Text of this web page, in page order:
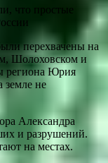
что простые
перехвачены на
Шолоховском и
региона Юрия
земле не
Александра
и разрушений.
на местах.